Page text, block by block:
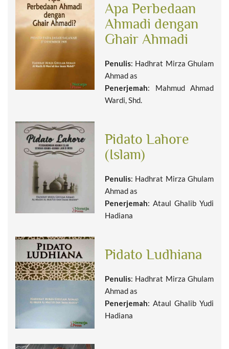
Apa Perbedaan
Ahmadi dengan
Ghair Ahmadi
Penulis: Hadhrat Mirza Ghulam
Ahmad as
Penerjemah: Mahmud Ahmad
Wardi, Shd.
Pidato Lahore
(Islam)
Penulis: Hadhrat Mirza Ghulam
Ahmad as
Penerjemah: Ataul Ghalib Yudi
Hadiana
Pidato Ludhiana
Penulis: Hadhrat Mirza Ghulam
Ahmad as
Penerjemah: Ataul Ghalib Yudi
Hadiana